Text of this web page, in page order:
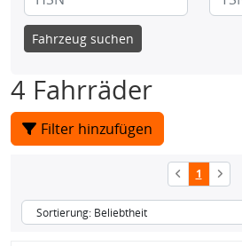
Fahrzeug suchen
4 Fahrräder
Filter hinzufügen
1